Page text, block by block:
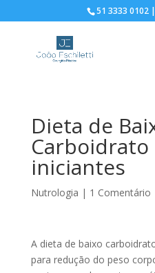
51 3333 0102
Dieta de
Carboidrato
iniciantes
Nutrologia | 1 Comentário
A dieta de baixo
para reduçāo do peso